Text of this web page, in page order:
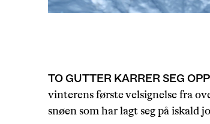
TO GUTTER KARRER SEG OPP
vinterens første velsignelse fra
snøen som har lagt seg på iskald